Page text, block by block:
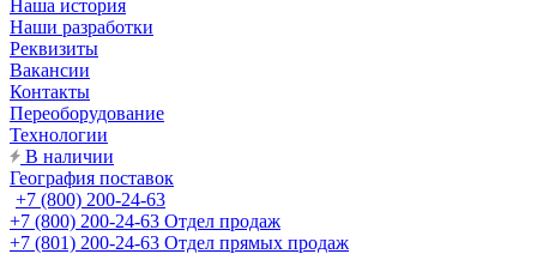
Наша история
Наши разработки
Реквизиты
Вакансии
Контакты
Переоборудование
Технологии
В наличии
География поставок
+7 (800) 200-24-63
+7 (800) 200-24-63 Отдел продаж
+7 (801) 200-24-63 Отдел прямых продаж